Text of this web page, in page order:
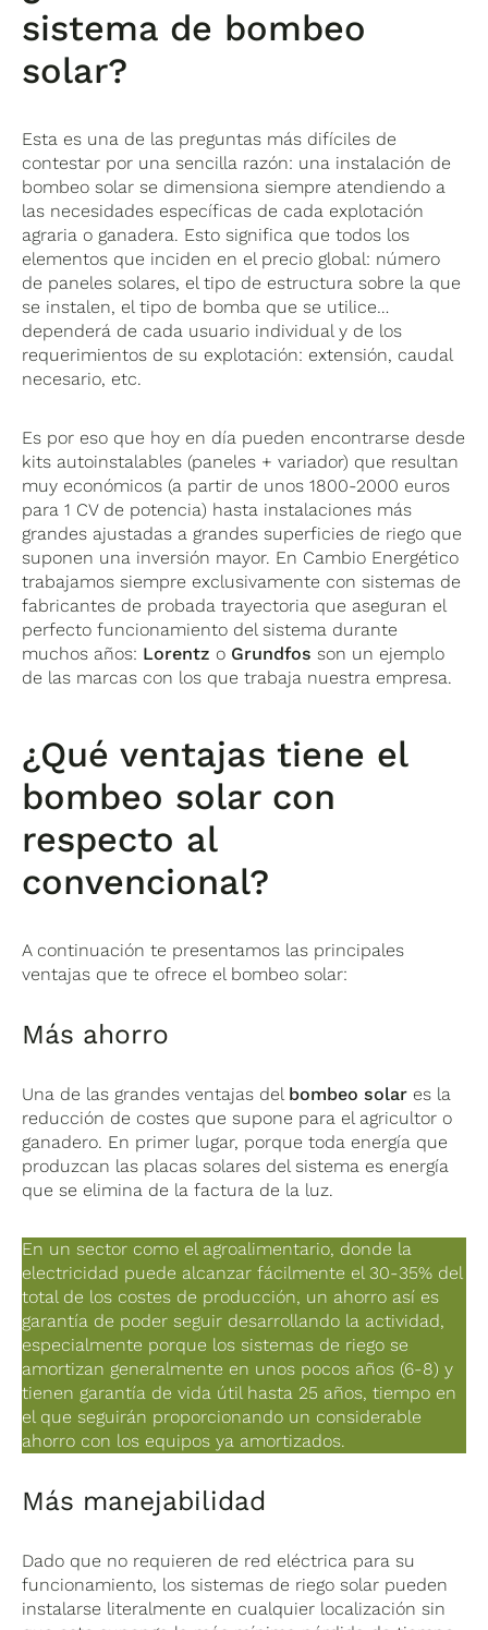
sistema de bombeo
solar?
Esta es una de las preguntas más difíciles de
contestar por una sencilla razón: una instalación de
bombeo solar se dimensiona siempre atendiendo a
las necesidades específicas de cada explotación
agraria o ganadera. Esto significa quetodos los
elementos que inciden en el precio global: número
de paneles solares, el tipo de estructura sobre la que
se instalen, el tipo de bomba que se utilice…
dependerá de cada usuario individual y de los
requerimientos de su explotación: extensión, caudal
necesario, etc.
Es por eso que hoy en día pueden encontrarse desde
kits autoinstalables (paneles + variador) que resultan
muy económicos (a partir de unos 1800-2000 euros
para 1 CV de potencia) hasta instalaciones más
grandes ajustadas a grandes superficies de riego que
suponen una inversión mayor. En Cambio Energético
trabajamos siempre exclusivamente con sistemas de
fabricantes de probada trayectoria que aseguran el
perfecto funcionamiento del sistema durante
muchos años: Lorentz o Grundfosson un ejemplo
de las marcas con los que trabaja nuestra empresa.
¿Qué ventajas tiene el
bombeo solar con
respecto al
convencional?
A continuación te presentamos las principales
ventajas que te ofrece el bombeo solar:
Más ahorro
Una de las grandes ventajas del bombeo solar es la
reducción de costes que supone para el agricultor o
ganadero. En primer lugar, porquetoda energía que
produzcan las placas solares del sistema es energía
que se elimina de la factura de la luz.
En un sector como el agroalimentario, donde la
electricidad puede alcanzar fácilmente el 30-35% del
total de los costes de producción, un ahorro así es
garantía de poder seguir desarrollando la actividad,
especialmente porque los sistemas de riego se
amortizan generalmente en unos pocos años (6-8) y
tienen garantía de vida útil hasta 25 años, tiempo en
el que seguirán proporcionando un considerable
ahorro con los equipos ya amortizados.
Más manejabilidad
Dado que no requieren de red eléctrica para su
funcionamiento, los sistemas de riego solar pueden
instalarse literalmente en cualquier localización sin